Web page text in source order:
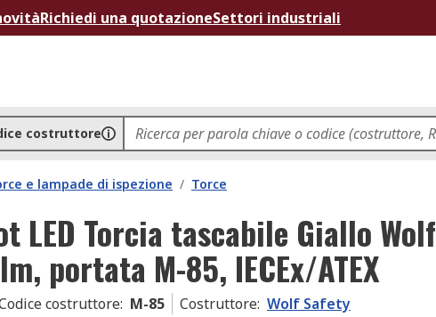
Richiedi una quotazioneSettori industriali
costruttore
e lampade di ispezione / Torce
LED Torcia tascabile Giallo Wolf
portata M-85, IECEx/ATEX
costruttore: M-85 Costruttore: Wolf Safety